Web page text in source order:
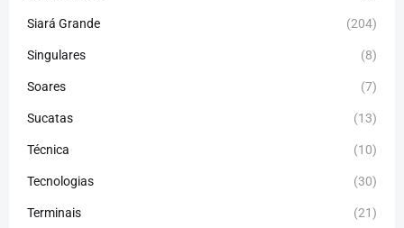
Siará Grande (204)
Singulares (8)
Soares (7)
Sucatas (13)
Técnica (10)
Tecnologias (30)
Terminais (21)